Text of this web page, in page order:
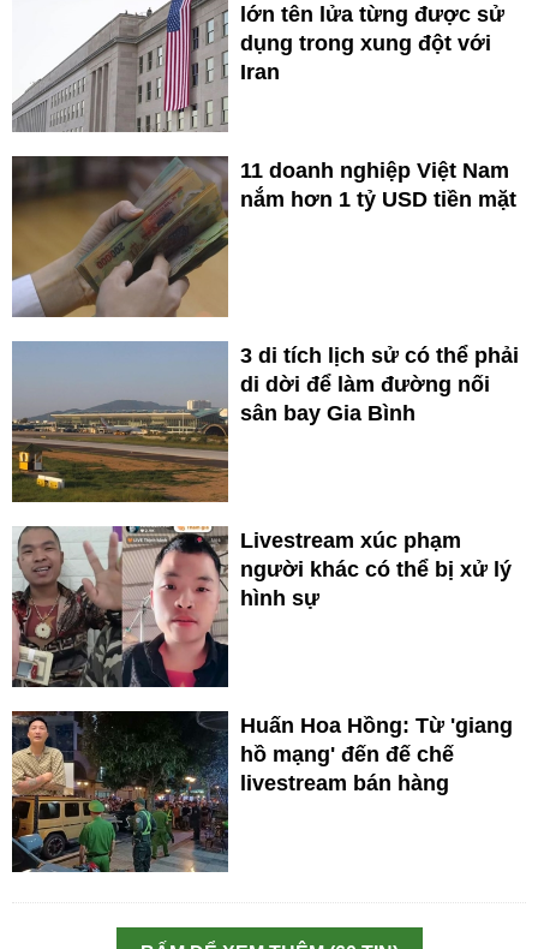
lớn tên lửa từng được sử
dụng trong xung đột với
Iran
11 doanh nghiệp Việt Nam
nắm hơn 1 tỷ USD tiền mặt
3 di tích lịch sử có thể phải
di dời để làm đường nối
sân bay Gia Bình
Livestream xúc phạm
người khác có thể bị xử lý
hình sự
Huấn Hoa Hồng: Từ 'giang
hồ mạng' đến đế chế
livestream bán hàng